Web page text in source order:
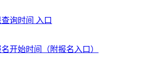
询时间 入口
开始时间（附报名入口）